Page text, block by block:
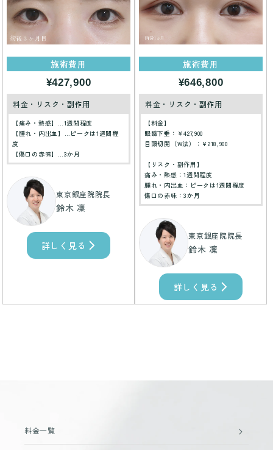
施術費用
¥427,900
料金・リスク・副作用
【痛み・熱感】…1週間程度
【腫れ・内出血】…ピークは1週間程
度
【傷口の赤味】…3か月
東京銀座院院長
鈴木 凜
詳しく見る
施術費用
¥646,800
料金・リスク・副作用
【料金】
眼瞼下垂：￥427,900
目頭切開（W法）：¥218,900
【リスク・副作用】
痛み・熱感：1週間程度
腫れ・内出血：ピークは1週間程度
傷口の赤味：3か月
東京銀座院院長
鈴木 凜
詳しく見る
料金一覧